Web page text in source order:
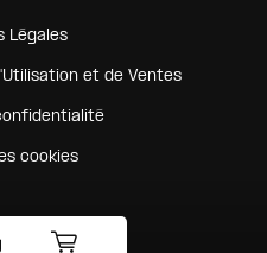
Légales
et de Ventes
cookies